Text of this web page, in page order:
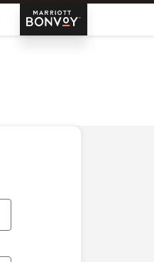
Marriott Bonvoy